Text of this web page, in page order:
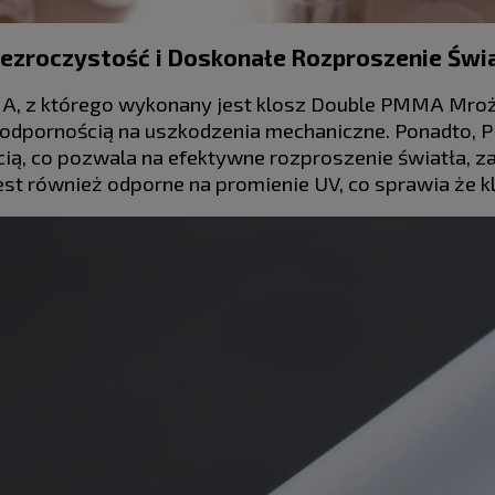
i Doskonałe Rozproszenie
z którego wykonany jest klosz Double PMMA
na uszkodzenia mechaniczne. Ponadto,
co pozwala na efektywne rozproszenie światła,
również odporne na promienie UV, co sprawia że